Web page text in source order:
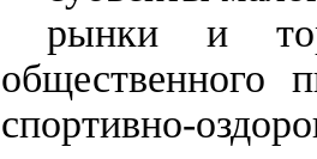
рынки и
общественного
спортивно-